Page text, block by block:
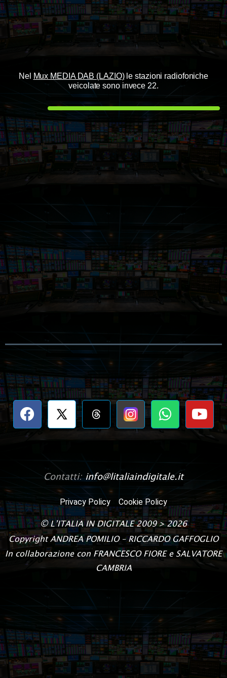
Nel Mux MEDIA DAB (LAZIO)le stazioni radiofoniche
veicolate sono invece 22.
Contatti:info@litaliaindigitale.it
Privacy Policy Cookie Policy
© L’ITALIA IN DIGITALE2009 > 2026
Copyright ANDREA POMILIO – RICCARDO GAFFOGLIO
In collaborazione con FRANCESCO FIORE e SALVATORE
CAMBRIA